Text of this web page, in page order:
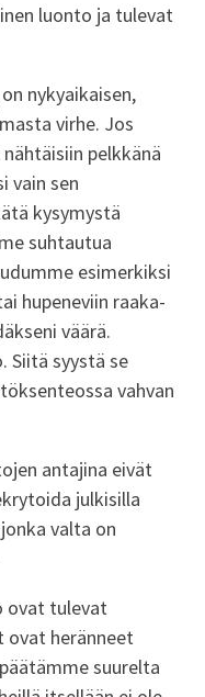
luonto ja tulevat
nykyaikaisen,
virhe. Jos
pelkkänä
vain sen
kysymystä
suhtautua
esimerkiksi
hupeneviin raaka-
väärä.
Siitä syystä se
vahvan
antajina eivät
julkisilla
valta on
ovat tulevat
ovat heränneet
suurelta